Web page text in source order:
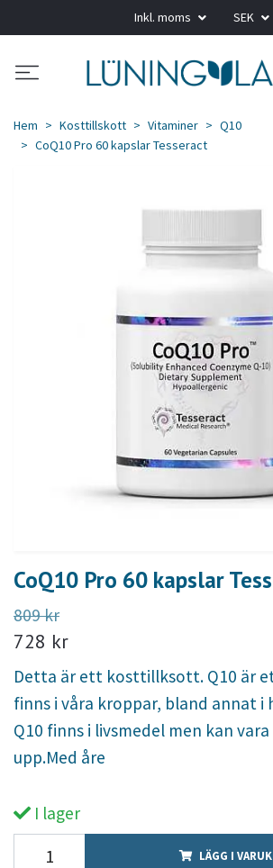
Inkl. moms SEK
Hem Kosttillskott Vitaminer
Q10
CoQ10 Pro 60 kapslar Tesseract
CoQ10 Pro 60 kapslar
809 kr
728 kr
Detta är ett kosttillksott. Q10 är
finns i våra kroppar, bland annat i
Q10 finns i livsmedel men kan
upp.Med åre
I lager
LÄGG I